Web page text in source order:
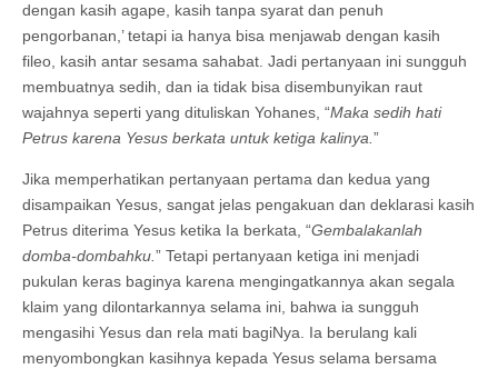
dengan kasih agape, kasih tanpa syarat dan penuh
pengorbanan,’ tetapi ia hanya bisa menjawab dengan kasih
fileo, kasih antar sesama sahabat. Jadi pertanyaan ini sungguh
membuatnya sedih, dan ia tidak bisa disembunyikan raut
wajahnya seperti yang dituliskan Yohanes, “Maka sedih hati
Petrus karena Yesus berkata untuk ketiga kalinya. ”
Jika memperhatikan pertanyaan pertama dan kedua yang
disampaikan Yesus, sangat jelas pengakuan dan deklarasi kasih
Petrus diterima Yesus ketika Ia berkata, “Gembalakanlah
domba-dombahku. ” Tetapi pertanyaan ketiga ini menjadi
pukulan keras baginya karena mengingatkannya akan segala
klaim yang dilontarkannya selama ini, bahwa ia sungguh
mengasihi Yesus dan rela mati bagiNya. Ia berulang kali
menyombongkan kasihnya kepada Yesus selama bersama